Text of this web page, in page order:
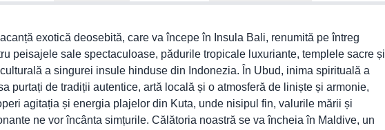
exotică deosebită, care va începe în Insula Bali, renumită pe întreg
peisajele sale spectaculoase, pădurile tropicale luxuriante, templele sacre și
a singurei insule hinduse din Indonezia. În Ubud, inima spirituală a
purtați de tradiții autentice, artă locală și o atmosferă de liniște și armonie,
agitația și energia plajelor din Kuta, unde nisipul fin, valurile mării și
ne vor încânta simțurile. Călătoria noastră se va încheia în Maldive, un